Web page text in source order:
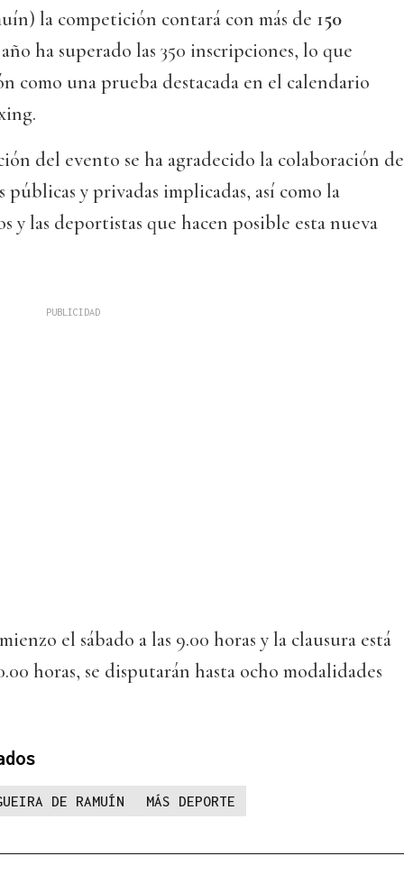
la competición contará con más de 150
ha superado las 350 inscripciones, lo que
como una prueba destacada en el calendario
del evento se ha agradecido la colaboración de
públicas y privadas implicadas, así como la
y las deportistas que hacen posible esta nueva
el sábado a las 9.00 horas y la clausura está
horas, se disputarán hasta ocho modalidades
DE RAMUÍN MÁS DEPORTE